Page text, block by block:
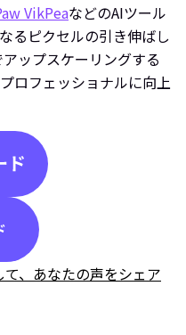
VikPeaなどのAIツール
るピクセルの引き伸ばし
ップスケーリングする
ロフェッショナルに向上
、あなたの声をシェア